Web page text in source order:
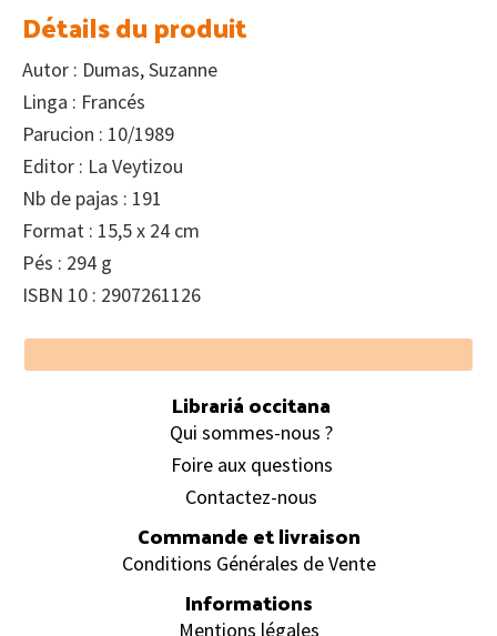
Détails du produit
Autor : Dumas, Suzanne
Linga : Francés
Parucion : 10/1989
Editor : La Veytizou
Nb de pajas : 191
Format : 15,5 x 24 cm
Pés : 294 g
ISBN 10 : 2907261126
Footer
Librariá occitana
Qui sommes-nous ?
Foire aux questions
Contactez-nous
Commande et livraison
Conditions Générales de Vente
Informations
Mentions légales